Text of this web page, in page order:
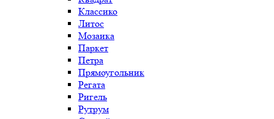
Классико
Литос
Мозаика
Паркет
Петра
Прямоугольник
Регата
Ригель
Рутрум